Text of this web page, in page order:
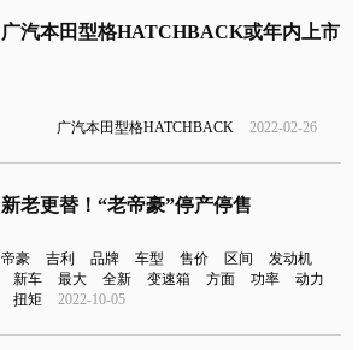
广汽本田型格HATCHBACK或年内上市
广汽本田型格HATCHBACK 2022-02-26
新老更替！“老帝豪”停产停售
帝豪 吉利 品牌 车型 售价 区间
发动机
新车
最大 全新 变速箱 方面 功率
动力
扭矩
2022-10-05